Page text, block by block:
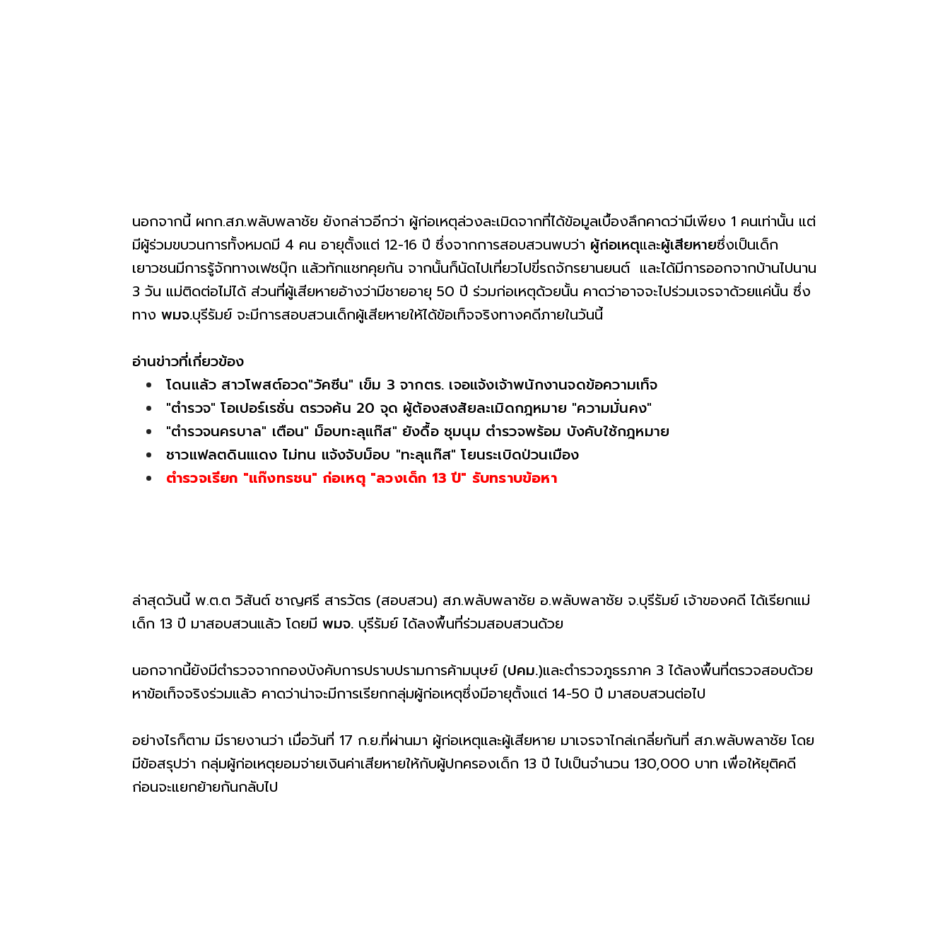
นอกจากนี้ ผกก.สภ.พลับพลาชัย ยังกล่าวอีกว่า ผู้ก่อเหตุล่วงละเมิดจากที่ได้ข้อมูลเบื้องลึกคาดว่ามีเพียง 1 คนเท่านั้น แต่
มีผู้ร่วมขบวนการทั้งหมดมี 4 คน อายุตั้งแต่ 12-16 ปี ซึ่งจากการสอบสวนพบว่า ผู้ก่อเหตุและผู้เสียหายซึ่งเป็นเด็ก
เยาวชนมีการรู้จักทางเฟซบุ๊ก แล้วทักแชทคุยกัน จากนั้นก็นัดไปเที่ยวไปขี่รถจักรยานยนต์ และได้มีการออกจากบ้านไปนาน
3 วัน แม่ติดต่อไม่ได้ ส่วนที่ผู้เสียหายอ้างว่ามีชายอายุ 50 ปี ร่วมก่อเหตุด้วยนั้น คาดว่าอาจจะไปร่วมเจรจาด้วยแค่นั้น ซึ่ง
ทาง พมจ.บุรีรัมย์ จะมีการสอบสวนเด็กผู้เสียหายให้ได้ข้อเท็จจริงทางคดีภายในวันนี้
อ่านข่าวที่เกี่ยวข้อง
โดนแล้ว สาวโพสต์อวด"วัคซีน" เข็ม 3 จากตร. เจอแจ้งเจ้าพนักงานจดข้อความเท็จ
"ตำรวจ" โอเปอร์เรชั่น ตรวจค้น 20 จุด ผู้ต้องสงสัยละเมิดกฎหมาย "ความมั่นคง"
"ตำรวจนครบาล" เตือน" ม็อบทะลุแก๊ส" ยังดื้อ ชุมนุม ตำรวจพร้อม บังคับใช้กฎหมาย
ชาวแฟลตดินแเดง ไม่ทน แจ้งจับม็อบ "ทะลุแก๊ส" โยนระเบิดป่วนเมือง
ตำรวจเรียก "แก๊งทรชน" ก่อเหตุ "ลวงเด็ก 13 ปี" รับทราบข้อหา
ล่าสุดวันนี้ พ.ต.ต วิสันต์ ชาญศรี สารวัตร (สอบสวน) สภ.พลับพลาชัย อ.พลับพลาชัย จ.บุรีรัมย์ เจ้าของคดี ได้เรียกแม่
เด็ก 13 ปี มาสอบสวนแล้ว โดยมี พมจ. บุรีรัมย์ ได้ลงพื้นที่ร่วมสอบสวนด้วย
นอกจากนี้ยังมีตำรวจจากกองบังคับการปราบปรามการค้ามนุษย์ (ปคม.)และตำรวจภูธรภาค 3 ได้ลงพื้นที่ตรวจสอบด้วย
หาข้อเท็จจริงร่วมแล้ว คาดว่าน่าจะมีการเรียกกลุ่มผู้ก่อเหตุซึ่งมีอายุตั้งแต่ 14-50 ปี มาสอบสวนต่อไป
อย่างไรก็ตาม มีรายงานว่า เมื่อวันที่ 17 ก.ย.ที่ผ่านมา ผู้ก่อเหตุและผู้เสียหาย มาเจรจาไกล่เกลี่ยกันที่ สภ.พลับพลาชัย โดย
มีข้อสรุปว่า กลุ่มผู้ก่อเหตุยอมจ่ายเงินค่าเสียหายให้กับผู้ปกครองเด็ก 13 ปี ไปเป็นจำนวน 130,000 บาท เพื่อให้ยุติคดี
ก่อนจะแยกย้ายกันกลับไป